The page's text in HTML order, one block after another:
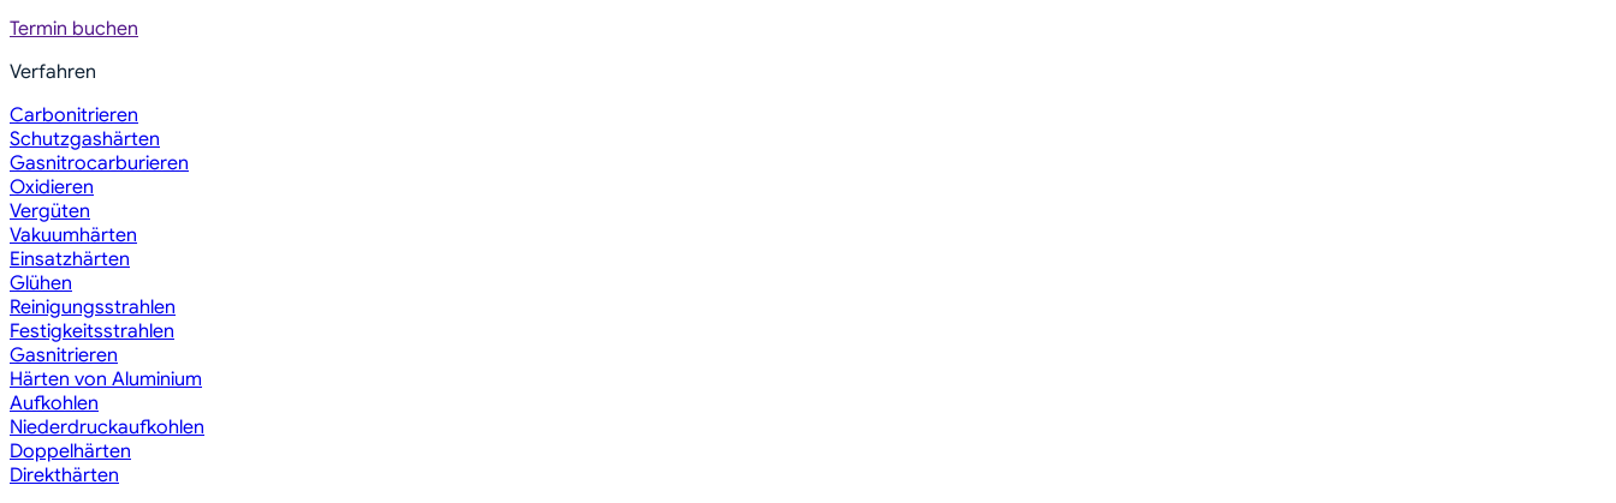
Termin buchen
Verfahren
Carbonitrieren
Schutzgashärten
Gasnitrocarburieren
Oxidieren
Vergüten
Vakuumhärten
Einsatzhärten
Glühen
Reinigungsstrahlen
Festigkeitsstrahlen
Gasnitrieren
Härten von Aluminium
Aufkohlen
Niederdruckaufkohlen
Doppelhärten
Direkthärten